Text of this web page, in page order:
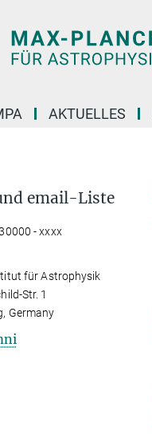
AKTUELLES
email-Liste
- xxxx
für Astrophysik
Str. 1
Germany